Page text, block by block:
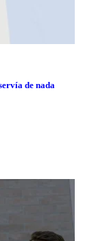
de nada